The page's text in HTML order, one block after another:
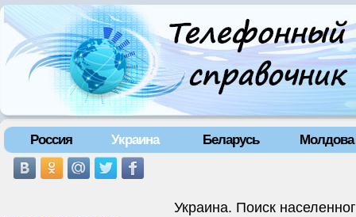
Россия Украина Беларусь Молдова
Украина. Поиск